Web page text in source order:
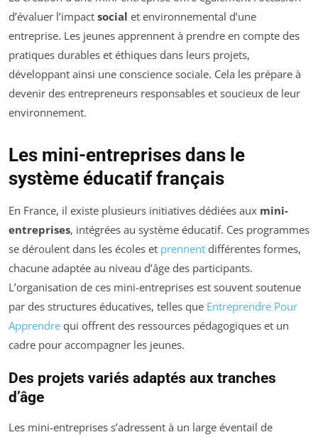
d’évaluer l’impact social et environnemental d’une
entreprise. Les jeunes apprennent à prendre en compte des
pratiques durables et éthiques dans leurs projets,
développant ainsi une conscience sociale. Cela les prépare à
devenir des entrepreneurs responsables et soucieux de leur
environnement.
Les mini-entreprises dans le
système éducatif français
En France, il existe plusieurs initiatives dédiées aux mini-
entreprises, intégrées au système éducatif. Ces programmes
se déroulent dans les écoles et prennent différentes formes,
chacune adaptée au niveau d’âge des participants.
L’organisation de ces mini-entreprises est souvent soutenue
par des structures éducatives, telles que Entreprendre Pour
Apprendre qui offrent des ressources pédagogiques et un
cadre pour accompagner les jeunes.
Des projets variés adaptés aux tranches
d’âge
Les mini-entreprises s’adressent à un large éventail de